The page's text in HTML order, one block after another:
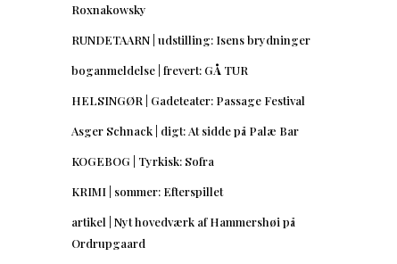
Roxnakowsky
RUNDETAARN | udstilling: Isens brydninger
boganmeldelse | frevert: GÅ TUR
HELSINGØR | Gadeteater: Passage Festival
Asger Schnack | digt: At sidde på Palæ Bar
KOGEBOG | Tyrkisk: Sofra
KRIMI | sommer: Efterspillet
artikel | Nyt hovedværk af Hammershøi på
Ordrupgaard